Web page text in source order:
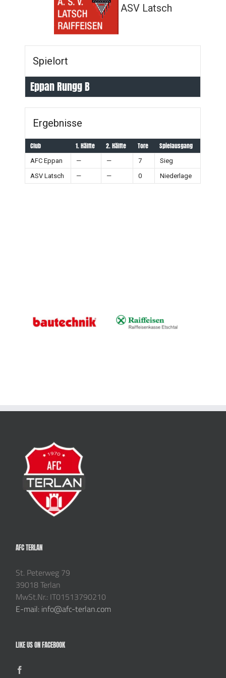
ASV Latsch
Spielort
Eppan Rungg B
Ergebnisse
Club 1. Hälfte 2. Hälfte Tore Spielausgang
AFC Eppan — — 7
Sieg
ASV Latsch
— — 0 Niederlage
AFC TERLAN
St. Peterweg 79
39018 Terlan
MwSt.Nr.: IT01513790210
E-mail: info@afc-terlan.com
LIKE US ON FACEBOOK